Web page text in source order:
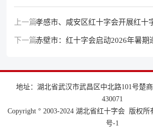
上一篇：孝感市、咸安区红十字会开展红十
水安全教育等系列宣讲
下一篇：赤壁市：红十字会启动2026年暑期
地址：湖北省武汉市武昌区中北路101号楚
430071
Copyright ° 2003-2024 湖北省红十字会 版权所
号-1